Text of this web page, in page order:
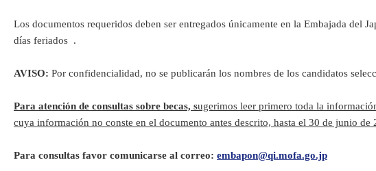
Los documentos requeridos deben ser entregados únicamente en la Embajada del
días feriados .
AVISO: Por confidencialidad, no se publicarán los nombres de los candidatos
Para atención de consultas sobre becas, sugerimos leer primero toda la
cuya información no conste en el documento antes descrito, hasta el 30 de junio de
Para consultas favor comunicarse al correo: embapon@qi.mofa.go.jp